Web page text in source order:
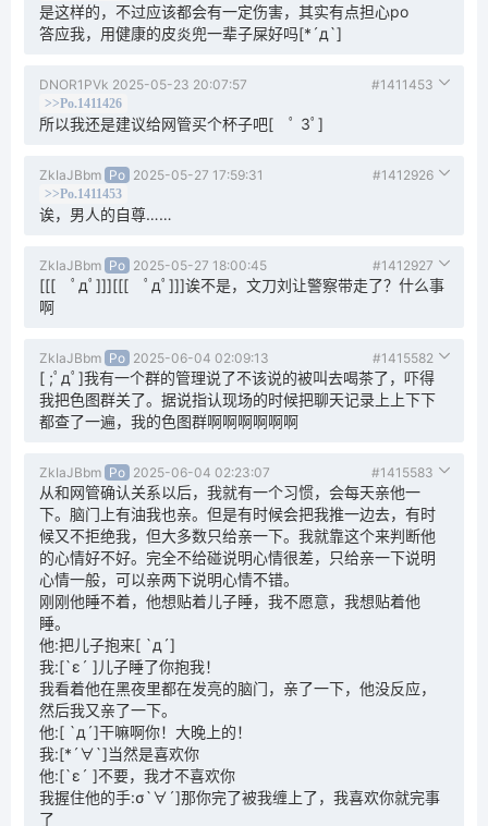
是这样的，不过应该都会有一定伤害，其实有点担心po
答应我，用健康的皮炎兜一辈子屎好吗[*´д`]
DNOR1PVk 2025-05-23 20:07:57 #1411453
>>Po.1411426
所以我还是建议给网管买个杯子吧[ ﾟ 3ﾟ]
ZkIaJBbm Po 2025-05-27 17:59:31 #1412926
>>Po.1411453
诶，男人的自尊……
ZkIaJBbm Po 2025-05-27 18:00:45 #1412927
[[[ ﾟдﾟ]]][[[ ﾟдﾟ]]]诶不是，文刀刘让警察带走了？什么事
啊
ZkIaJBbm Po 2025-06-04 02:09:13 #1415582
[ ;ﾟдﾟ]我有一个群的管理说了不该说的被叫去喝茶了，吓得
我把色图群关了。据说指认现场的时候把聊天记录上上下下
都查了一遍，我的色图群啊啊啊啊啊啊
ZkIaJBbm Po 2025-06-04 02:23:07 #1415583
从和网管确认关系以后，我就有一个习惯，会每天亲他一
下。脑门上有油我也亲。但是有时候会把我推一边去，有时
候又不拒绝我，但大多数只给亲一下。我就靠这个来判断他
的心情好不好。完全不给碰说明心情很差，只给亲一下说明
心情一般，可以亲两下说明心情不错。
刚刚他睡不着，他想贴着儿子睡，我不愿意，我想贴着他
睡。
他:把儿子抱来[ `д´]
我:[`ε´ ]儿子睡了你抱我！
我看着他在黑夜里都在发亮的脑门，亲了一下，他没反应，
然后我又亲了一下。
他:[ `д´]干嘛啊你！大晚上的！
我:[*´∀`]当然是喜欢你
他:[`ε´ ]不要，我才不喜欢你
我握住他的手:σ`∀´]那你完了被我缠上了，我喜欢你就完事
了